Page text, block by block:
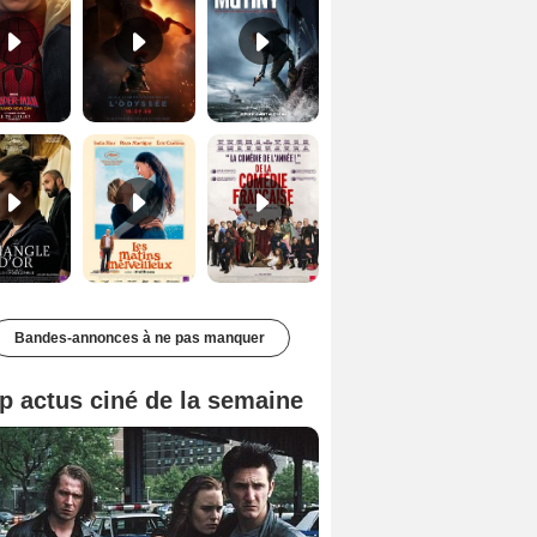
Les Matins merveilleux Bande-annonce VF De la Comédie-Française Teaser VF
Bandes-annonces à ne pas manquer
actus ciné de la semaine